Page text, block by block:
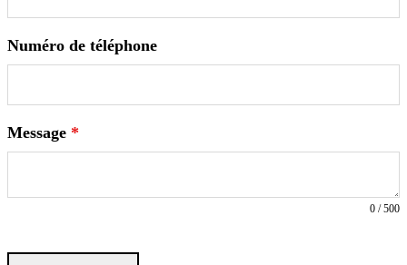
Numéro de téléphone
Message *
0 / 500